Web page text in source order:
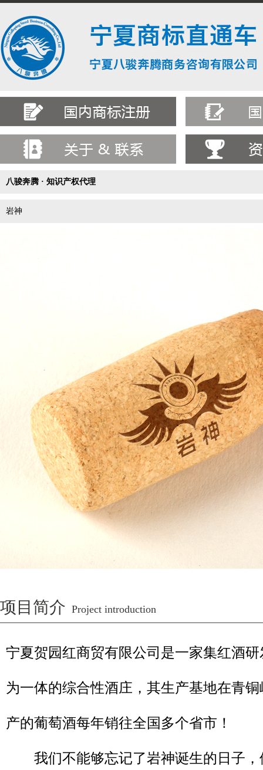
八骏奔腾 · 知识产权代理
岩神
项目简介 Project introduction
宁夏贺园红商贸有限公司是一家集红酒
为一体的综合性酒庄，其生产基地在青
产的葡萄酒每年销往全国多个省市！
我们不能够忘记了岩神诞生的日子，